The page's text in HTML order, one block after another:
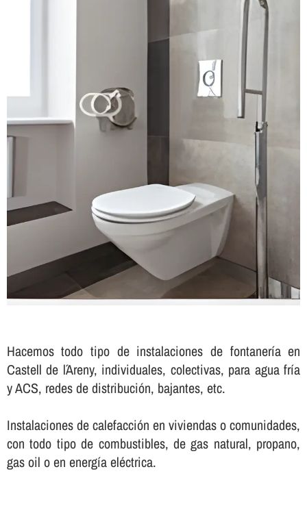
Hacemos todo tipo de instalaciones de fontanerí­a en
Castell de l´Areny, individuales, colectivas, para agua frí­a
y ACS, redes de distribución, bajantes, etc.
Instalaciones de calefacción en viviendas o comunidades,
con todo tipo de combustibles, de gas natural, propano,
gas oil o en energí­a eléctrica.